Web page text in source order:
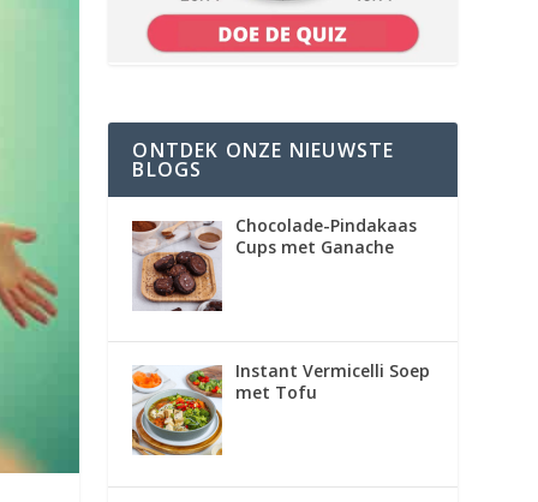
ONTDEK ONZE NIEUWSTE
BLOGS
Chocolade-Pindakaas
Cups met Ganache
Instant Vermicelli Soep
met Tofu